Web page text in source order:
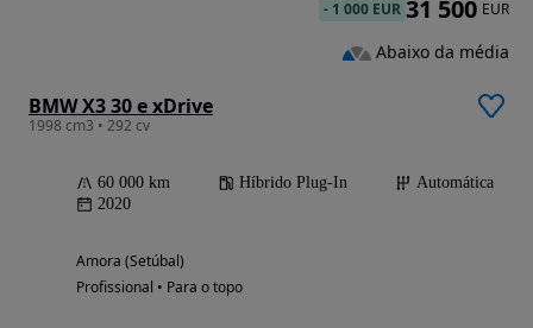
BMW X3 30 e xDrive
1998 cm3 • 292 cv
60 000 km Híbrido Plug-In
Automática
2020
Amora (Setúbal)
Profissional • Para o topo
- 1 000 EUR 31 500 EUR
Abaixo da média